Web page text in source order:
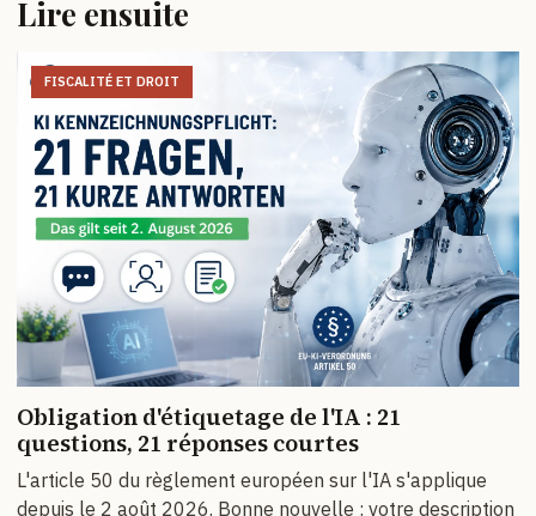
Lire ensuite
FISCALITÉ ET DROIT
Obligation d'étiquetage de l'IA : 21
questions, 21 réponses courtes
L'article 50 du règlement européen sur l'IA s'applique
depuis le 2 août 2026. Bonne nouvelle : votre description